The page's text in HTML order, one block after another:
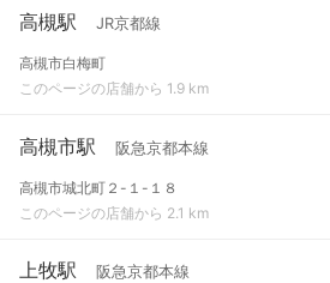
高槻駅 JR京都線
高槻市白梅町
このページの店舗から 1.9 km
高槻市駅 阪急京都本線
高槻市城北町２-１-１８
このページの店舗から 2.1 km
上牧駅 阪急京都本線